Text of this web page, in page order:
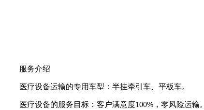
服务介绍
医疗设备运输的专用车型：半挂牵引车、平板车。
医疗设备的服务目标：客户满意度100%，零风险运输。